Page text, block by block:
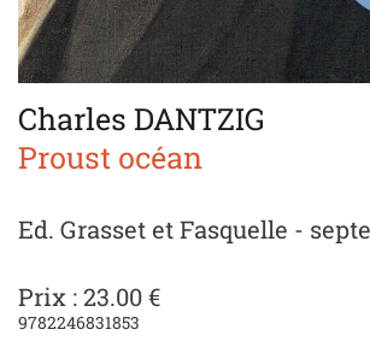
Charles DANTZIG
Proust océan
Ed. Grasset et Fasquelle -
Prix : 23.00 €
9782246831853